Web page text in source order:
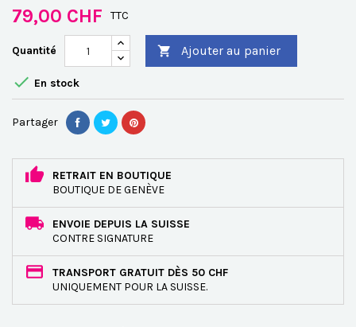
79,00 CHF TTC
Quantité  Ajouter au panier
 En stock
Partager
RETRAIT EN BOUTIQUE
BOUTIQUE DE GENÈVE
ENVOIE DEPUIS LA SUISSE
CONTRE SIGNATURE
TRANSPORT GRATUIT DÈS 50 CHF
UNIQUEMENT POUR LA SUISSE.